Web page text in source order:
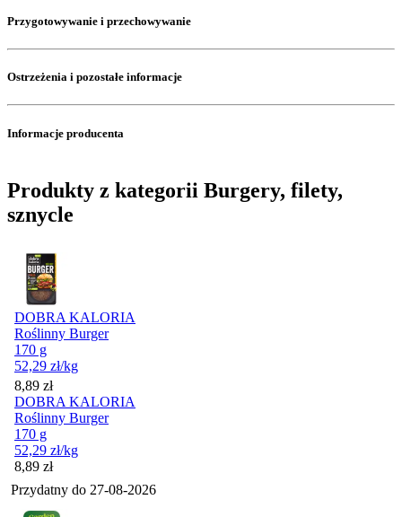
Przygotowywanie i przechowywanie
Ostrzeżenia i pozostałe informacje
Informacje producenta
Produkty z kategorii Burgery, filety,
sznycle
DOBRA KALORIA
Roślinny Burger
170 g
52,29 zł/kg
Cena
8,89 zł
DOBRA KALORIA
Roślinny Burger
170 g
52,29 zł/kg
Cena
8,89 zł
Przydatny do 27-08-2026